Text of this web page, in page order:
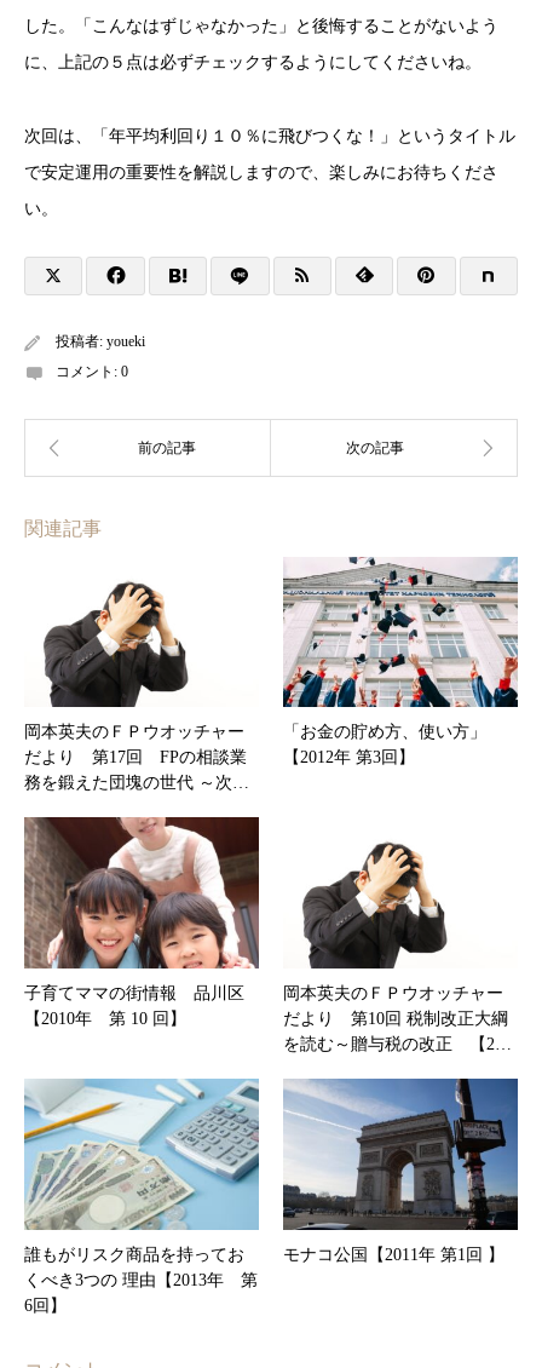
した。「こんなはずじゃなかった」と後悔することがないよう
に、上記の５点は必ずチェックするようにしてくださいね。
次回は、「年平均利回り１０％に飛びつくな！」というタイトル
で安定運用の重要性を解説しますので、楽しみにお待ちくださ
い。
投稿者: youeki
コメント: 0
関連記事
岡本英夫のＦＰウオッチャー
だより 第17回 FPの相談業
務を鍛えた団塊の世代 ～次…
「お金の貯め方、使い方」
【2012年 第3回】
子育てママの街情報 品川区
【2010年 第 10 回】
岡本英夫のＦＰウオッチャー
だより 第10回 税制改正大綱
を読む～贈与税の改正 【2…
誰もがリスク商品を持ってお
くべき3つの 理由【2013年 第
6回】
モナコ公国【2011年 第1回 】